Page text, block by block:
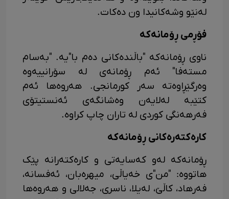
لەنێو وشەکانیدا ون دەکات.
فۆڕمی ڕۆمانەکە
ناوی ڕۆمانەکە "باڵندەکانی دەم با"یە. "بەسام
مستەفا" ئەم ڕۆمانەی لە سۆرانییەوە
وەرگێڕاوەتە سەر کورمانجی. هەروەها ئەم
کتێبە لەلایەن وەشانگەی ئەنستیتۆی
فەرهەنگی کوردی لە تاران چاپ کراوە.
کارەکتەرەکانی ڕۆمانەکە
ڕۆمانەکە لەو کەسایەتی و کارەکتەرانە پێک
هاتووە: "من"ی خەیاڵی، میهرەبان، ئەفسانە،
فەرهاد، کاڵێ، لەیلا، ناسری، جەلالی و هەروەها